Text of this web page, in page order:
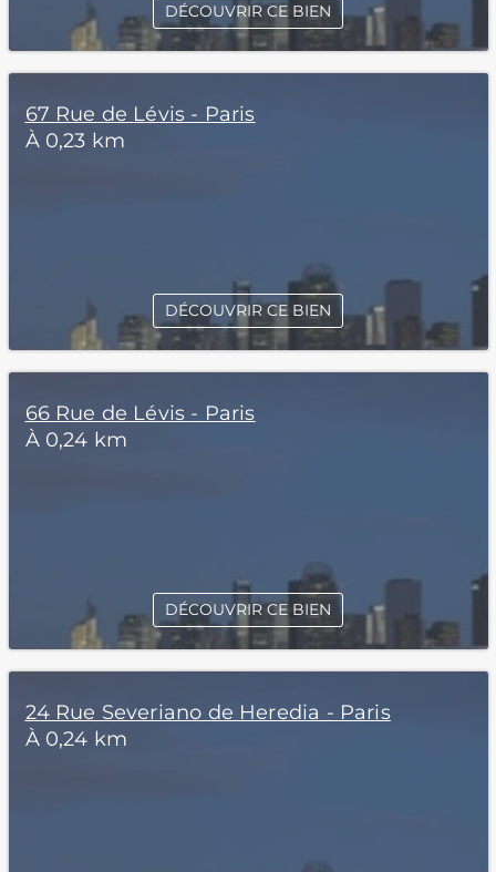
DÉCOUVRIR CE BIEN
67 Rue de Lévis - Paris
À 0,23 km
DÉCOUVRIR CE BIEN
66 Rue de Lévis - Paris
À 0,24 km
DÉCOUVRIR CE BIEN
24 Rue Severiano de Heredia - Paris
À 0,24 km